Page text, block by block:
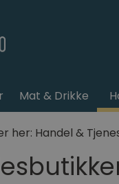
Mat & Drikke
her: Handel &